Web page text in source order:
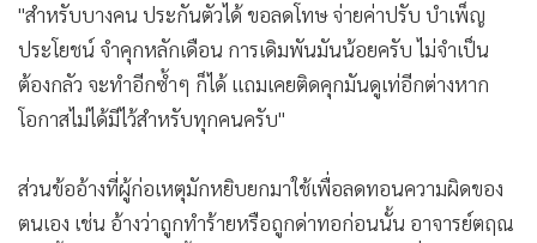
"สำหรับบางคน ประกันตัวได้ ขอลดโทษ จ่ายค่าปรับ บำเพ็ญ
ประโยชน์ จำคุกหลักเดือน การเดิมพันมันน้อยครับ ไม่จำเป็น
ต้องกลัว จะทำอีกซ้ำๆ ก็ได้ แถมเคยติดคุกมันดูเท่อีกต่างหาก
โอกาสไม่ได้มีไว้สำหรับทุกคนครับ"
ส่วนข้ออ้างที่ผู้ก่อเหตุมักหยิบยกมาใช้เพื่อลดทอนความผิดของ
ตนเอง เช่น อ้างว่าถูกทำร้ายหรือถูกด่าทอก่อนนั้น อาจารย์ตฤณ